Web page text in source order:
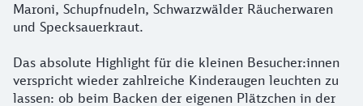
Maroni, Schupfnudeln, Schwarzwälder Räucherwaren
und Specksauerkraut.
Das absolute Highlight für die kleinen Besucher:innen
verspricht wieder zahlreiche Kinderaugen leuchten zu
lassen: ob beim Backen der eigenen Plätzchen in der